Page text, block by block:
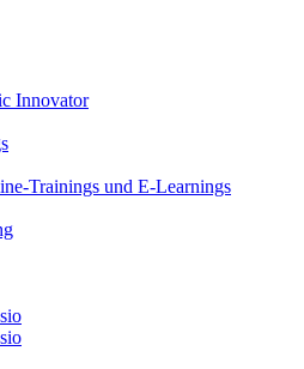
Innovator
Trainings und E-Learnings